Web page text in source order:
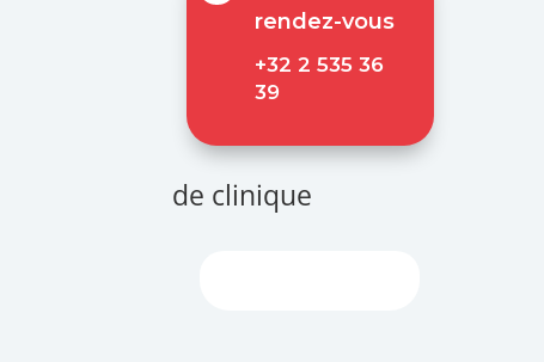
rendez-vous
+32 2 535 36
39
de clinique